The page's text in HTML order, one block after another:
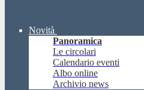
Novità
Panoramica
Le circolari
Calendario eventi
Albo online
Archivio news